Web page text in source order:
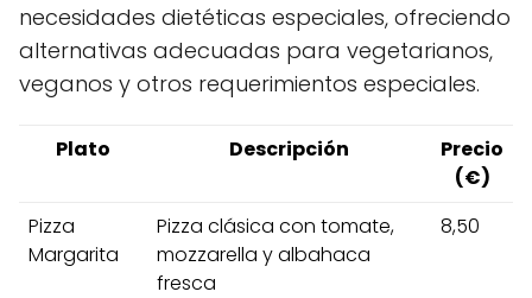
necesidades dietéticas especiales, ofreciendo
alternativas adecuadas para vegetarianos,
veganos y otros requerimientos especiales.
Plato Descripción
Precio
(€)
Pizza
Margarita
Pizza clásica con tomate,
mozzarella y albahaca
fresca
8,50